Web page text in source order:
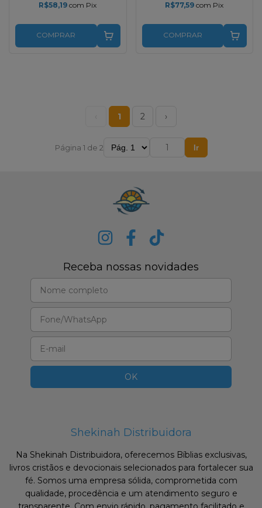
R$58,19com Pix
COMPRAR
R$77,59com Pix
COMPRAR
1 2 ›
Página 1 de 2 Ir
Receba nossas novidades
Shekinah Distribuidora
Na Shekinah Distribuidora, oferecemos Bíblias exclusivas,
livros cristãos e devocionais selecionados para fortalecer sua
fé. Somos uma empresa sólida, comprometida com
qualidade, procedência e um atendimento seguro e